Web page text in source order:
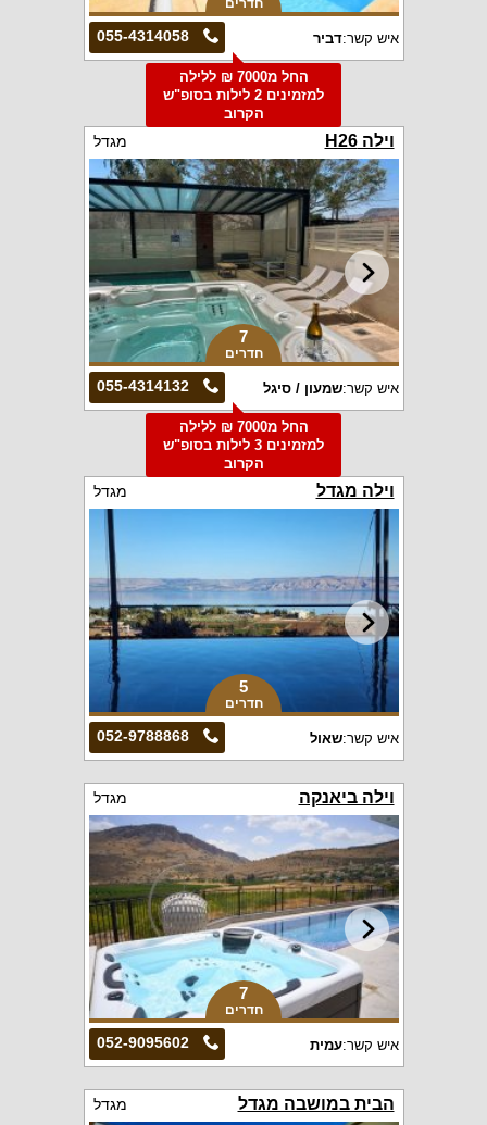
חדרים
055-4314058 איש קשר:דביר
החל מ7000 ₪ ללילה
למזמינים 2 לילות בסופ"ש
הקרוב
וילה H26 מגדל
7
חדרים
055-4314132 איש קשר:שמעון / סיגל
החל מ7000 ₪ ללילה
למזמינים 3 לילות בסופ"ש
הקרוב
וילה מגדל מגדל
5
חדרים
052-9788868 איש קשר:שאול
וילה ביאנקה מגדל
7
חדרים
052-9095602 איש קשר:עמית
הבית במושבה מגדל מגדל